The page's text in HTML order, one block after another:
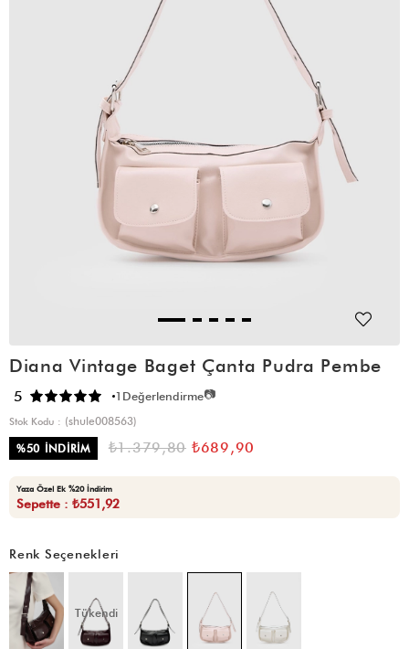
Diana Vintage Baget Çanta Pudra Pembe
5 1 Değerlendirme📷
Stok Kodu
(shule008563)
%50 İNDIRIM ₺1.379,80 ₺689,90
Yaza Özel Ek %20 İndirim
Sepette : ₺551,92
Renk Seçenekleri
Tükendi